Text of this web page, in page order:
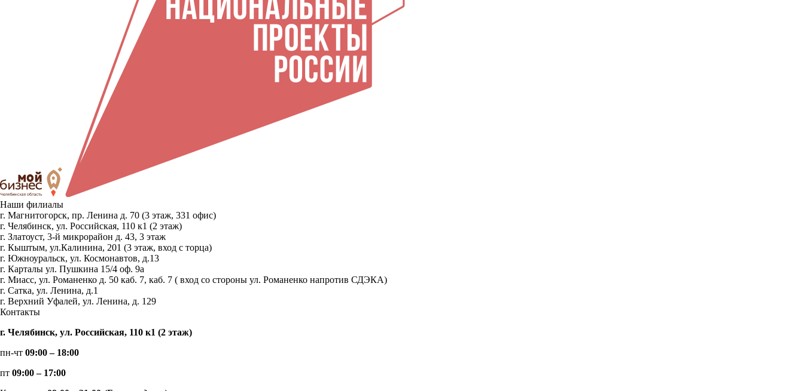
Наши филиалы
г. Магнитогорск, пр. Ленина д. 70 (3 этаж, 331 офис)
г. Челябинск, ул. Российская, 110 к1 (2 этаж)
г. Златоуст, 3-й микрорайон д. 43, 3 этаж
г. Кыштым, ул.Калинина, 201 (3 этаж, вход с торца)
г. Южноуральск, ул. Космонавтов, д.13
г. Карталы ул. Пушкина 15/4 оф. 9а
г. Миасс, ул. Романенко д. 50 каб. 7, каб. 7 ( вход со стороны ул. Романенко напротив СДЭКА)
г. Сатка, ул. Ленина, д.1
г. Верхний Уфалей, ул. Ленина, д. 129
Контакты
г. Челябинск, ул. Российская, 110 к1 (2 этаж)
пн-чт 09:00 – 18:00
пт 09:00 – 17:00